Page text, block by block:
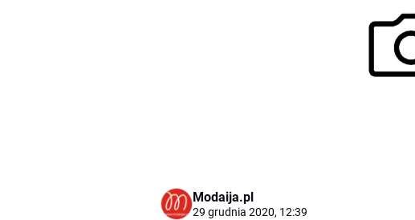
Modaija.pl
29 grudnia 2020, 12:39